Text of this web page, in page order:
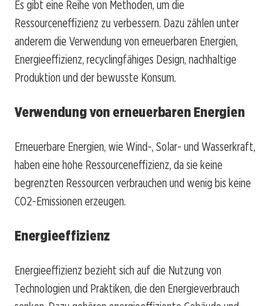
Es gibt eine Reihe von Methoden, um die
Ressourceneffizienz zu verbessern. Dazu zählen unter
anderem die Verwendung von erneuerbaren Energien,
Energieeffizienz, recyclingfähiges Design, nachhaltige
Produktion und der bewusste Konsum.
Verwendung von erneuerbaren Energien
Erneuerbare Energien, wie Wind-, Solar- und Wasserkraft,
haben eine hohe Ressourceneffizienz, da sie keine
begrenzten Ressourcen verbrauchen und wenig bis keine
CO2-Emissionen erzeugen.
Energieeffizienz
Energieeffizienz bezieht sich auf die Nutzung von
Technologien und Praktiken, die den Energieverbrauch